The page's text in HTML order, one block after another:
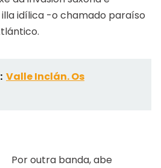
idílica -o chamado paraíso
Valle Inclán. Os
Por outra banda, abe